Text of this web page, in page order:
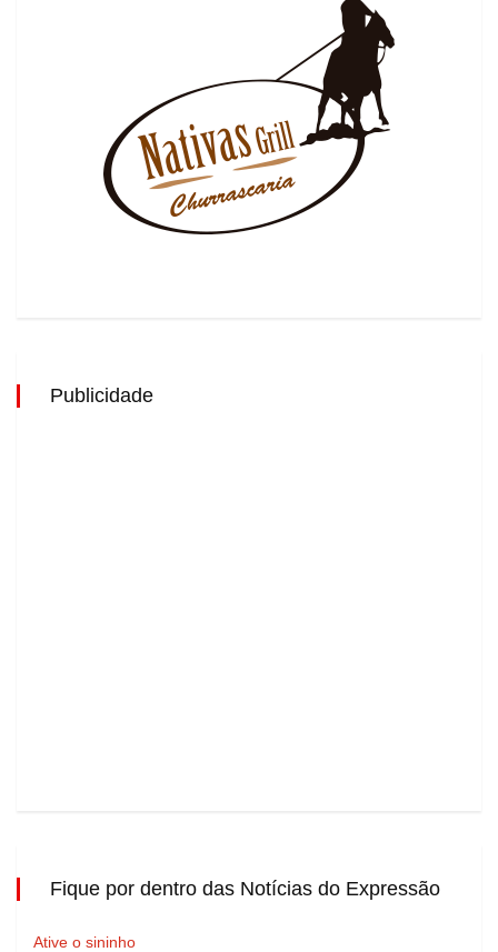
Publicidade
Fique por dentro das Notícias do Expressão
Ative o sininho